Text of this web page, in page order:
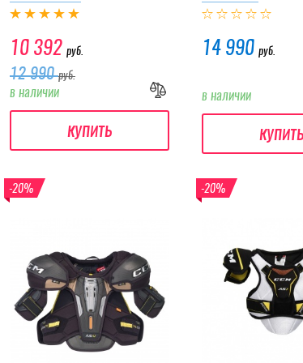
10 392 руб.
12 990руб.
в наличии
купить
14 990 руб.
в наличии
купить
-20% -20%